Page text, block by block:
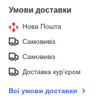
Умови доставки
Нова Пошта
Самовивіз
Самовивіз
Доставка кур'єром
Всі умови доставки